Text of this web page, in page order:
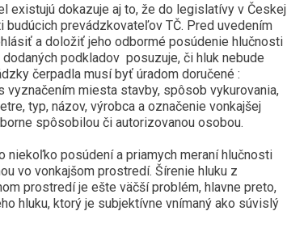
existujú dokazuje aj to, že do legislatívy v Českej
prevádzkovateľov TČ. Pred uvedením
a doložiť jeho odbormé posúdenie hlučnosti
podkladov posuzuje, či hluk nebude
čerpadla musí byť úradom doručené :
vyznačením miesta stavby, spôsob vykurovania,
typ, názov, výrobca a označenie vonkajšej
spôsobilou či autorizovanou osobou.
niekoľko posúdení a priamych meraní hlučnosti
vo vonkajšom prostredí. Šírenie hluku z
prostredí je ešte väčší problém, hlavne preto,
hluku, ktorý je subjektívne vnímaný ako súvislý